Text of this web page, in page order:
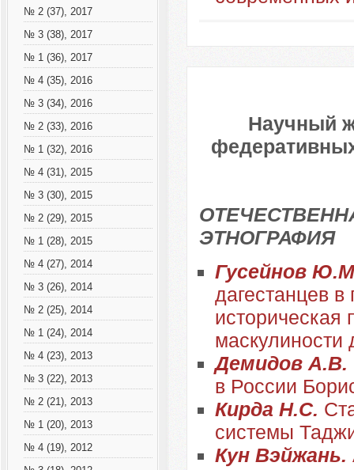
№ 2 (37), 2017
№ 3 (38), 2017
№ 1 (36), 2017
№ 4 (35), 2016
№ 3 (34), 2016
№ 2 (33), 2016
№ 1 (32), 2016
№ 4 (31), 2015
№ 3 (30), 2015
№ 2 (29), 2015
№ 1 (28), 2015
№ 4 (27), 2014
№ 3 (26), 2014
№ 2 (25), 2014
№ 1 (24), 2014
№ 4 (23), 2013
№ 3 (22), 2013
№ 2 (21), 2013
№ 1 (20), 2013
№ 4 (19), 2012
Научный
ЭТНОГРАФИЯ
Гусейнов
дагестанцев в
историческая
маскулиности
Демидов А.В.
в России
Кирда Н.С.
системы
Кун Вэйжань.